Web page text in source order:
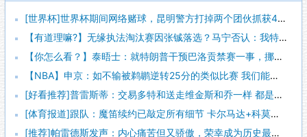
[世界杯]世界杯期间网络赌球，昆明警方打掉两个团伙抓获42人
【有道理嘛?】无缘执法淘汰赛因张铖落选？马宁否认：我特别清楚
【你怎么看？】泰晤士：就特朗普干预巴洛贡禁赛一事，挪威足协准
【NBA】申京：如不输被鹈鹕逆转25分的类似比赛 我们能拿下
[好看推荐]普雷斯蒂：交易多特和送走维金斯和乔一样 都是出于
[体育报道]跟队：魔笛续约已敲定所有细节 卡尔马达+科莫托也
[推荐]帕雷德斯发声：内心痛苦但又骄傲，荣幸成为历史最佳阿根